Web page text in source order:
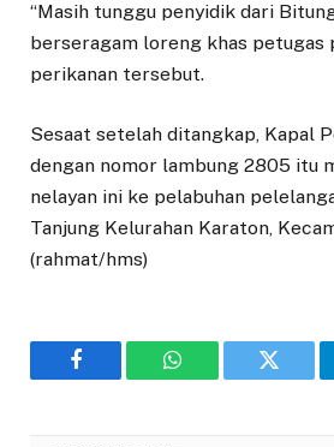
“Masih tunggu penyidik dari
berseragam loreng khas petugas
perikanan tersebut.
Sesaat setelah ditangkap, Kapal
dengan nomor lambung 2805 itu
nelayan ini ke pelabuhan
Tanjung Kelurahan Karaton,
(rahmat/hms)
Facebook WhatsAppTwitter